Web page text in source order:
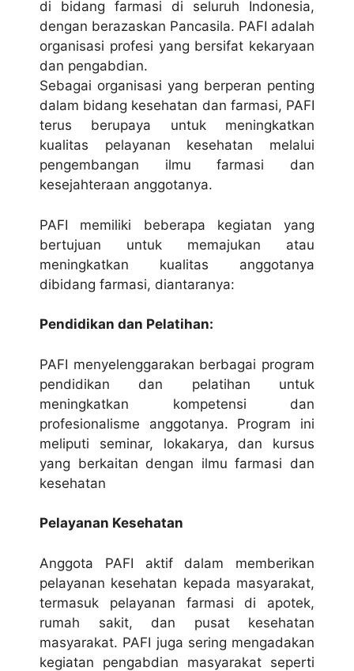
di bidang farmasi di seluruh Indonesia,
dengan berazaskan Pancasila. PAFI adalah
organisasi profesi yang bersifat kekaryaan
dan pengabdian.
Sebagai organisasi yang berperan penting
dalam bidang kesehatan dan farmasi, PAFI
terus berupaya untuk meningkatkan
kualitas pelayanan kesehatan melalui
pengembangan ilmu farmasi dan
kesejahteraan anggotanya.
PAFI memiliki beberapa kegiatan yang
bertujuan untuk memajukan atau
meningkatkan kualitas anggotanya
dibidang farmasi, diantaranya:
Pendidikan dan Pelatihan:
PAFI menyelenggarakan berbagai program
pendidikan dan pelatihan untuk
meningkatkan kompetensi dan
profesionalisme anggotanya. Program ini
meliputi seminar, lokakarya, dan kursus
yang berkaitan dengan ilmu farmasi dan
kesehatan
Pelayanan Kesehatan
Anggota PAFI aktif dalam memberikan
pelayanan kesehatan kepada masyarakat,
termasuk pelayanan farmasi di apotek,
rumah sakit, dan pusat kesehatan
masyarakat. PAFI juga sering mengadakan
kegiatan pengabdian masyarakat seperti